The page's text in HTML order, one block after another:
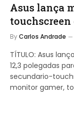
Asus lança
touchscreen
ByCarlos Andrade
TÍTULO: Asus
12,3 polegadas
secundario-
monitor gamer,